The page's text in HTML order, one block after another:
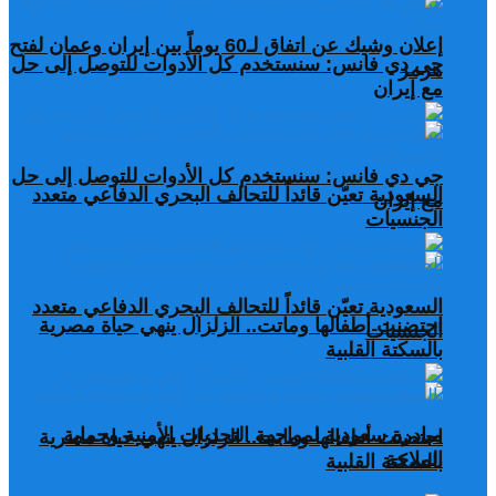
جي دي فانس: سنستخدم كل الأدوات للتوصل إلى حل
مع إيران
السعودية تعيّن قائداً للتحالف البحري الدفاعي متعدد
الجنسيات
احتضنت أطفالها وماتت.. الزلزال ينهي حياة مصرية
بالسكتة القلبية
مبادرة سعودية لمواجهة التحديات الأمنية وحماية
الملاحة
إعلان وشيك عن اتفاق لـ60 يوماً بين إيران وعمان لفتح
هرمز
جي دي فانس: سنستخدم كل الأدوات للتوصل إلى حل
مع إيران
السعودية تعيّن قائداً للتحالف البحري الدفاعي متعدد
الجنسيات
احتضنت أطفالها وماتت.. الزلزال ينهي حياة مصرية
بالسكتة القلبية